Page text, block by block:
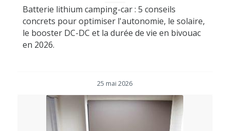
Batterie lithium camping-car : 5 conseils
concrets pour optimiser l'autonomie, le solaire,
le booster DC-DC et la durée de vie en bivouac
en 2026.
25 mai 2026